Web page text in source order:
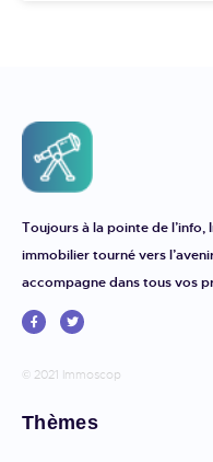
Toujours à la pointe de l’info,
immobilier tourné vers
accompagne dans tous vos
© 2021 Immoscop
Thèmes